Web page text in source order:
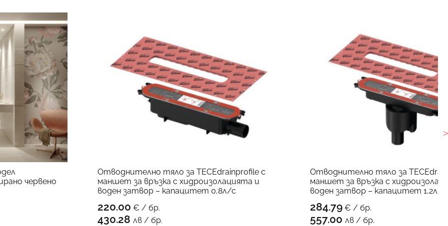
– 290,00 €
червено
Отводнително тяло за TECEdrainprofile с
маншет за връзка с хидроизолацията и
воден затвор – капацитет 0,8л/с
220.00 € / бр.
430.28 лв / бр.
Отводнително тяло за
маншет за връзка с
воден затвор – капацитет 1,2л/с
284.79 € / бр.
557.00 лв / бр.